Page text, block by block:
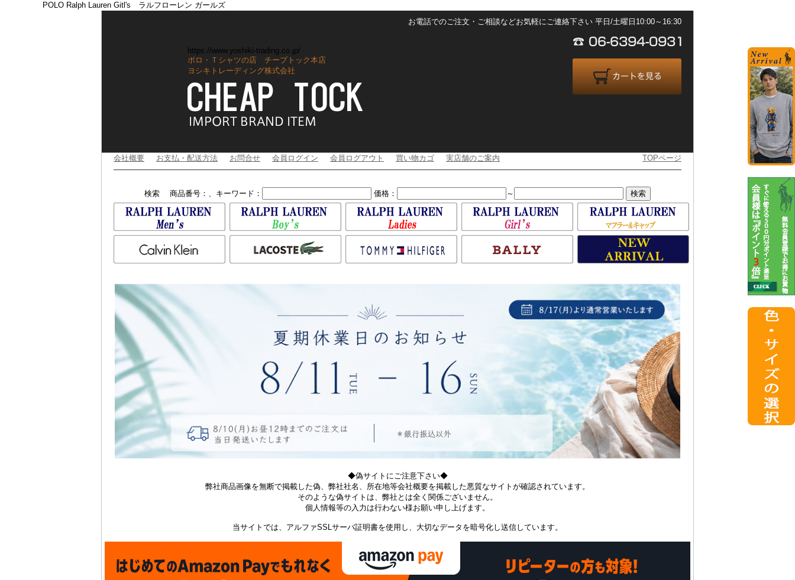
POLO Ralph Lauren Gitl's ラルフローレン ガールズ
https://www.yoshiki-trading.co.jp/
ポロ・Ｔシャツの店 チープトック本店
ヨシキトレーディング株式会社
お電話でのご注文・ご相談などお気軽にご連絡下さい 平日/土曜日10:00～16:30
会社概要 お支払・配送方法 お問合せ 会員ログイン 会員ログアウト 買い物カゴ 実店舗のご案内 TOPページ
検索 商品番号：、キーワード： 価格： ～
◆偽サイトにご注意下さい◆
弊社商品画像を無断で掲載した偽、弊社社名、所在地等会社概要を掲載した悪質なサイトが確認されています。
そのような偽サイトは、弊社とは全く関係ございません。
個人情報等の入力は行わない様お願い申し上げます。
当サイトでは、アルファSSLサーバ証明書を使用し、大切なデータを暗号化し送信しています。